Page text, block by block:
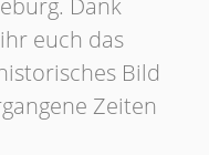
euch das
Bild
Zeiten